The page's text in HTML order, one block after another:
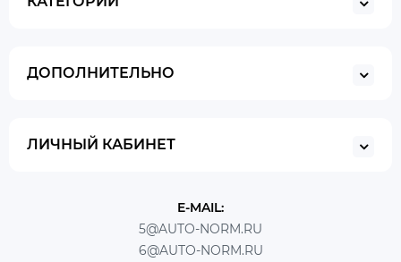
ДОПОЛНИТЕЛЬНО
ЛИЧНЫЙ КАБИНЕТ
E-MAIL:
5@AUTO-NORM.RU
6@AUTO-NORM.RU